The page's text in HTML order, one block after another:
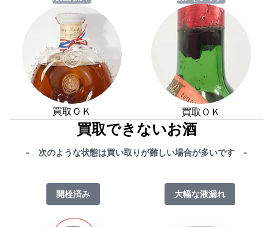
買取ＯＫ 買取ＯＫ
買取できないお酒
- 次のような状態は買い取りが難しい場合が多いです -
開栓済み 大幅な液漏れ